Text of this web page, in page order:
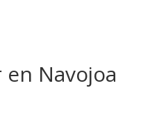
Navojoa